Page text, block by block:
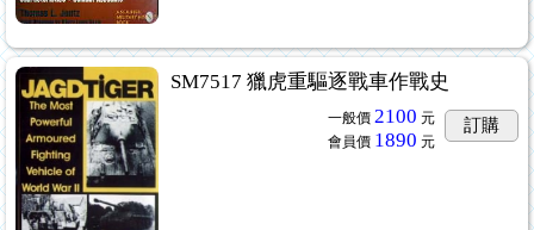
SM7517 獵虎重驅逐戰車作戰史
一般價 2100 元
會員價 1890 元
訂購